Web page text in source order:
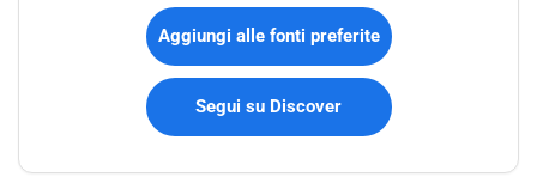
Aggiungi alle fonti preferite
Segui su Discover